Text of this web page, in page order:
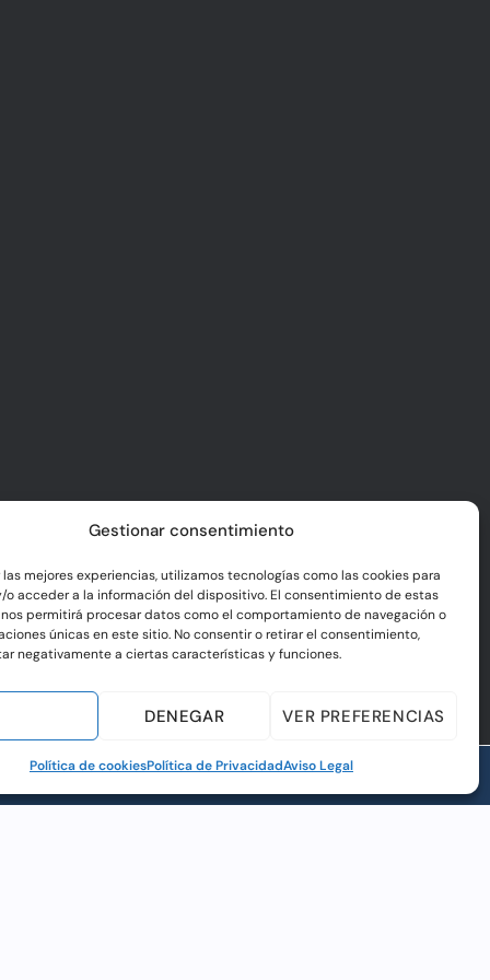
Gestionar consentimiento
las mejores experiencias, utilizamos tecnologías como las cookies para
o acceder a la información del dispositivo. El consentimiento de estas
permitirá procesar datos como el comportamiento de navegación o
únicas en este sitio. No consentir o retirar el consentimiento,
negativamente a ciertas características y funciones.
DENEGAR VER PREFERENCIAS
Política de cookiesPolítica de PrivacidadAviso Legal